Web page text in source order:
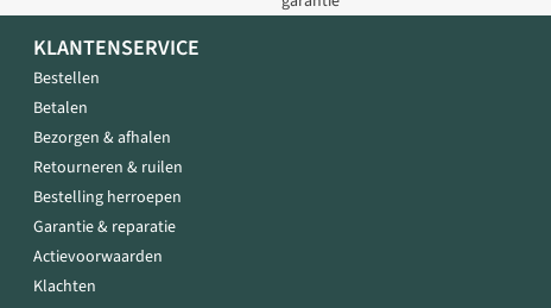
KLANTENSERVICE
Bestellen
Betalen
Bezorgen & afhalen
Retourneren & ruilen
Bestelling herroepen
Garantie & reparatie
Actievoorwaarden
Klachten